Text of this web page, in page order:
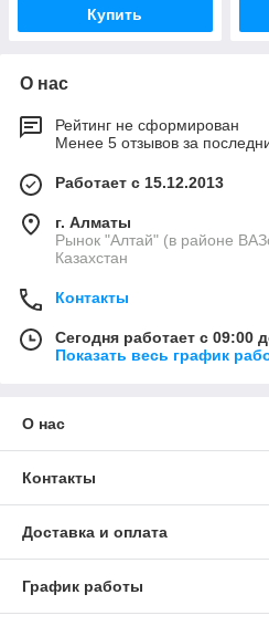
Купить
О нас
Рейтинг не сформирован
Менее 5 отзывов за
Работает с 15.12.2013
г. Алматы
Рынок "Алтай" (в районе
Казахстан
Контакты
Сегодня работает с 09:00
Показать весь график
О нас
Контакты
Доставка и оплата
График работы